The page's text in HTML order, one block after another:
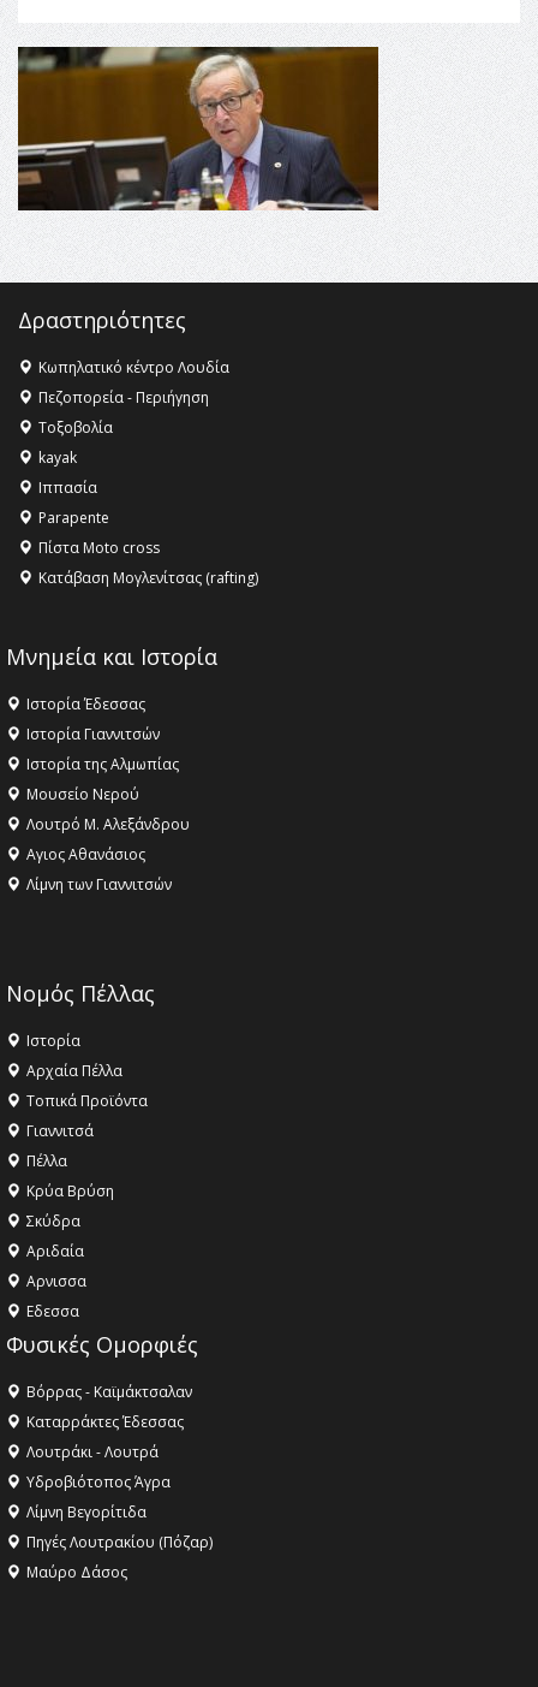
Κληρονομιάς της UNESCO – Ομόφωνη η απόφαση Ο
Όλυμπος αναγνωρίστηκε ως φυσικό και πολιτιστικό
αγαθό εξέχουσας οικουμενικής αξίας για την
16:18 -ΕΝΟΡΙΑΚΕΣ ΚΑΛΟΚΑΙΡΙΝΕΣ ΔΡΑΣΕΙΣ ΓΙΑ ΠΑΙΔΙΑ
ΣΤΗΝ ΕΔΕΣΣΑ
Εργασίες συντήρησης οδοφωτισμού στην Ενωτική
Οδό Σίνδου από την Περιφέρεια Κεντρικής Μακεδονίας
11:36 - Λάκης Βασιλειάδης, Συνέντευξη PellaFm 103,3 για
το Μουσείο της Πέλλας, Λουτρά Πόζαρ και Χιονοδρομικό
18:09 -Αυτό το καλοκαίρι δίνουμε ραντεβού στο πιο
Δραστηριότητες
Κωπηλατικό κέντρο Λουδία
Πεζοπορεία - Περιήγηση
Τοξοβολία
kayak
Ιππασία
Parapente
Πίστα Moto cross
Κατάβαση Μογλενίτσας (rafting)
Μνημεία και Ιστορία
Ιστορία Έδεσσας
Ιστορία Γιαννιτσών
Ιστορία της Αλμωπίας
Μουσείο Νερού
Λουτρό Μ. Αλεξάνδρου
Αγιος Αθανάσιος
Λίμνη των Γιαννιτσών
Νομός Πέλλας
Ιστορία
Αρχαία Πέλλα
Τοπικά Προϊόντα
Γιαννιτσά
Πέλλα
Κρύα Βρύση
Σκύδρα
Αριδαία
Aρνισσα
Eδεσσα
Φυσικές Ομορφιές
Βόρρας - Καϊμάκτσαλαν
Καταρράκτες Έδεσσας
Λουτράκι - Λουτρά
Υδροβιότοπος Άγρα
Λίμνη Βεγορίτιδα
Πηγές Λουτρακίου (Πόζαρ)
Μαύρο Δάσος